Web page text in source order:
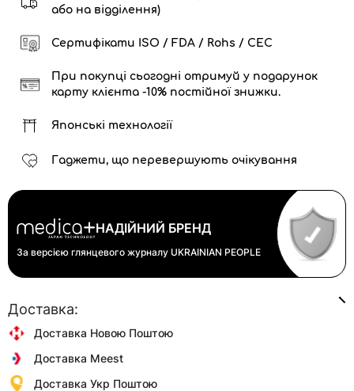
або на відділення)
Сертифікати ISO / FDA / Rohs / CEC
При покупці сьогодні отримуй у подарунок
карту клієнта -10% постійної знижки.
Японські технології
Гаджети, що перевершують очікування
НАДІЙНИЙ БРЕНД
За версією глянцевого журналу UKRAINIAN PEOPLE
Доставка:
Доставка Новою Поштою
Доставка Meest
Доставка Укр Поштою